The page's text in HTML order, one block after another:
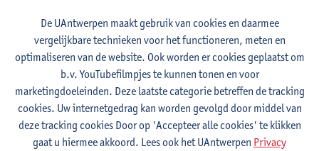
Contact
De UAntwerpen maakt gebruik van cookies en daarmee
vergelijkbare technieken voor het functioneren, meten en
optimaliseren van de website. Ook worden er cookies geplaatst om
b.v. YouTubefilmpjes te kunnen tonen en voor
marketingdoeleinden. Deze laatste categorie betreffen de tracking
cookies. Uw internetgedrag kan worden gevolgd door middel van
deze tracking cookies Door op 'Accepteer alle cookies' te klikken
gaat u hiermee akkoord. Lees ook het UAntwerpen Privacy